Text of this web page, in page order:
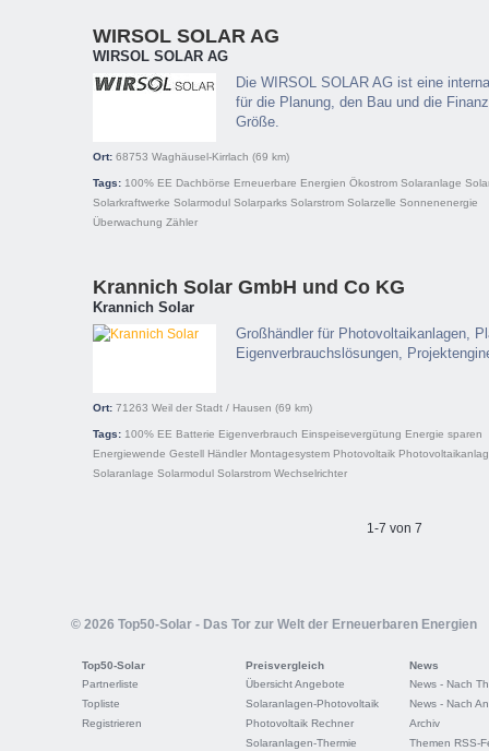
WIRSOL SOLAR AG
WIRSOL SOLAR AG
Die WIRSOL SOLAR AG ist eine
für die Planung, den Bau und die
Größe.
Ort: 68753 Waghäusel-Kirrlach (69 km)
Tags: 100% EE Dachbörse Erneuerbare Energien Ökostrom Solaranlage
Solarkraftwerke Solarmodul Solarparks Solarstrom Solarzelle Sonnenenergie
Überwachung Zähler
Krannich Solar GmbH und Co KG
Krannich Solar
Großhändler für Photovoltaikanlagen,
Eigenverbrauchslösungen,
Ort: 71263 Weil der Stadt / Hausen (69 km)
Tags: 100% EE Batterie Eigenverbrauch Einspeisevergütung Energie sparen
Energiewende Gestell Händler Montagesystem Photovoltaik
Solaranlage Solarmodul Solarstrom Wechselrichter
1-7 von 7
© 2026 Top50-Solar - Das Tor zur Welt der Erneuerbaren Energien
Top50-Solar
Partnerliste
Topliste
Registrieren
Preisvergleich
Übersicht Angebote
Solaranlagen-Photovoltaik
Photovoltaik Rechner
Solaranlagen-Thermie
News
News - Nach
News - Nach
Archiv
Themen RSS-